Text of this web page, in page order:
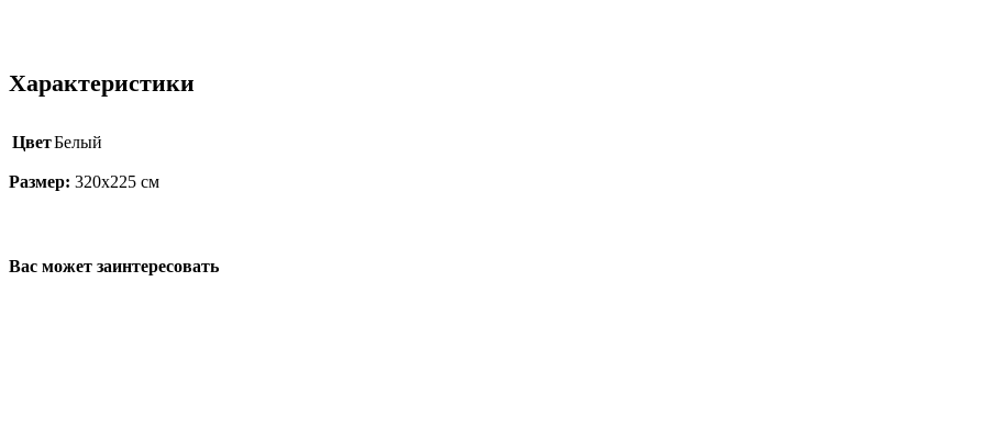
Характеристики
ЦветБелый
Размер: 320х225 см
Вас может заинтересовать